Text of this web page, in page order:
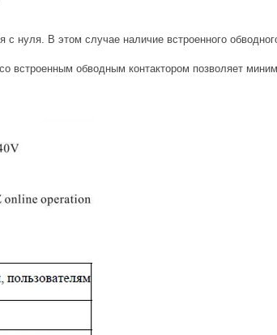
нуля. В этом случае наличие встроенного
встроенным обводным контактором позволяет